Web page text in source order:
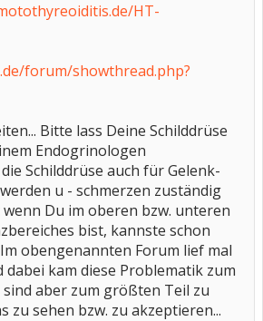
HT-
forum/showthread.php?
Bitte lass Deine Schilddrüse
Endogrinologen
Schilddrüse auch für Gelenk-
u - schmerzen zuständig
wenn Du im oberen bzw. unteren
bist, kannste schon
obengenannten Forum lief mal
kam diese Problematik zum
aber zum größten Teil zu
zu sehen bzw. zu akzeptieren...